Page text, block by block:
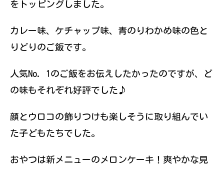
をトッピングしました。
カレー味、ケチャップ味、青のりわかめ味の色と
りどりのご飯です。
人気No. 1のご飯をお伝えしたかったのですが、ど
の味もそれぞれ好評でした♪
顔とウロコの飾りつけも楽しそうに取り組んでい
た子どもたちでした。
おやつは新メニューのメロンケーキ！爽やかな見